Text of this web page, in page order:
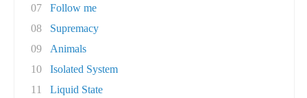
07
Follow me
08
Supremacy
09
Animals
10
Isolated System
11
Liquid State